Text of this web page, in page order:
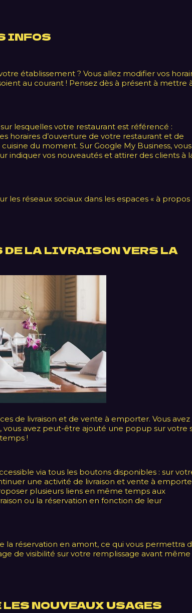
INFOS
établissement ? Vous allez modifier vos
au courant ! Pensez dès à présent à mettre
lesquelles votre restaurant est référencé :
horaires d’ouverture de votre restaurant et de
du moment. Sur Google My Business, vous
vos nouveautés et attirer des clients à
les réseaux sociaux dans les espaces « à propos
DE LA LIVRAISON VERS LA
de livraison et de vente à emporter. Vous avez
vous avez peut-être ajouté une popup sur votre
!
via tous les boutons disponibles : sur
une activité de livraison et vente à
plusieurs liens en même temps aux
ou la réservation en fonction de leur
la réservation en amont, ce qui vous permettra
de visibilité sur votre remplissage avant même
LES NOUVEAUX USAGES